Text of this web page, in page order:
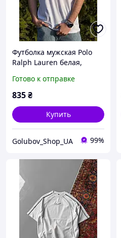
Футболка мужская Polo
Ralph Lauren белая,
логотипом, классическая,
легкая, дышащая, стиль
Готово к отправке
835₴
Купить
Golubov_Shop_UA 99%